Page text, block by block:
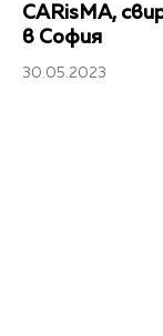
CARisMA,
в София
30.05.2023